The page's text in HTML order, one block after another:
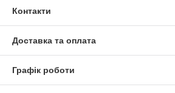
Контакти
Доставка та оплата
Графік роботи